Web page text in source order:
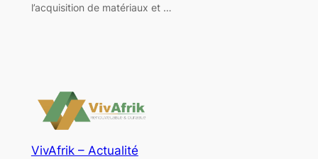
l’acquisition de matériaux et …
VivAfrik – Actualité